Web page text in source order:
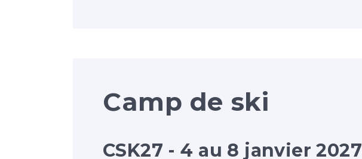
Camp de ski
CSK27 - 4 au 8 janvier 2027